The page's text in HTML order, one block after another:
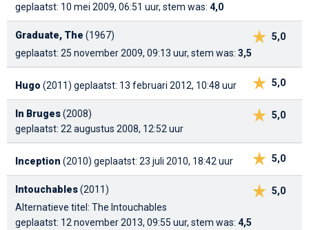
geplaatst: 10 mei 2009, 06:51 uur, stem was: 4,0
5,0
Graduate, The (1967)
geplaatst: 25 november 2009, 09:13 uur, stem was: 3,5
5,0
Hugo (2011) geplaatst: 13 februari 2012, 10:48 uur
5,0
In Bruges(2008)
geplaatst: 22 augustus 2008, 12:52 uur
5,0
Inception (2010) geplaatst: 23 juli 2010, 18:42 uur
5,0
Intouchables(2011)
Alternatieve titel: The Intouchables
geplaatst: 12 november 2013, 09:55 uur, stem was: 4,5